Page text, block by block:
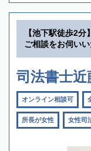
【池下駅徒歩2
ご相談をお伺い
司法書士
オンライン相談可
所長が女性 女性司